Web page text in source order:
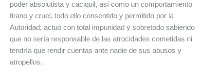
poder absolutista y caciquil, así como un comportamiento
tirano y cruel, todo ello consentido y permitido por la
Autoridad; actuó con total impunidad y sobretodo sabiendo
que no sería responsable de las atrocidades cometidas ni
tendría que rendir cuentas ante nadie de sus abusos y
atropellos.